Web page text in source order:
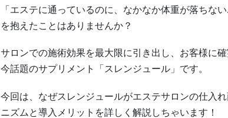
「エステに通っているのに、なかなか体重が落ち
を抱えたことはありませんか？
サロンでの施術効果を最大限に引き出し、お客様に
今話題のサプリメント「スレンジュール」です。
今回は、なぜスレンジュールがエステサロンの仕入
ニズムと導入メリットを詳しく解説しちゃいます！